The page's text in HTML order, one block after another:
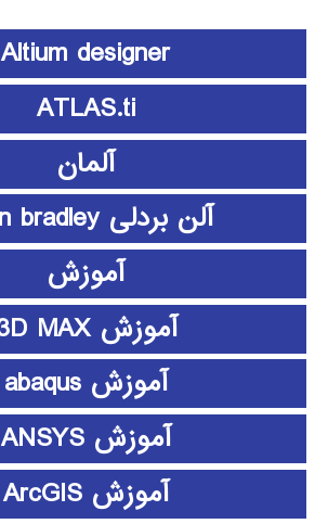
Altium designer
ATLAS.ti
آلمان
آلن بردلی Allen bradley
آموزش
آموزش 3D MAX
آموزش abaqus
آموزش ANSYS
آموزش ArcGIS